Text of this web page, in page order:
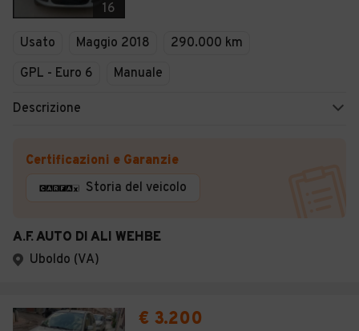
Veicoli Commerciali
16
Usato Maggio 2018
290.000 km
GPL - Euro 6
Manuale
Descrizione
Certificazioni e Garanzie
Storia del veicolo
A.F. AUTO DI ALI WEHBE
Uboldo (VA)
€ 3.200